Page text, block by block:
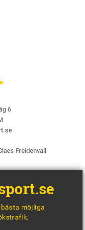
6
Freidenvall
möjliga